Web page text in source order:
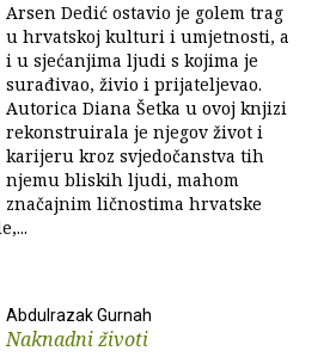
Arsen Dedić ostavio je golem trag
u hrvatskoj kulturi i umjetnosti, a
i u sjećanjima ljudi s kojima je
surađivao, živio i prijateljevao.
Autorica Diana Šetka u ovoj knjizi
rekonstruirala je njegov život i
karijeru kroz svjedočanstva tih
njemu bliskih ljudi, mahom
značajnim ličnostima hrvatske
Abdulrazak Gurnah
Naknadni životi